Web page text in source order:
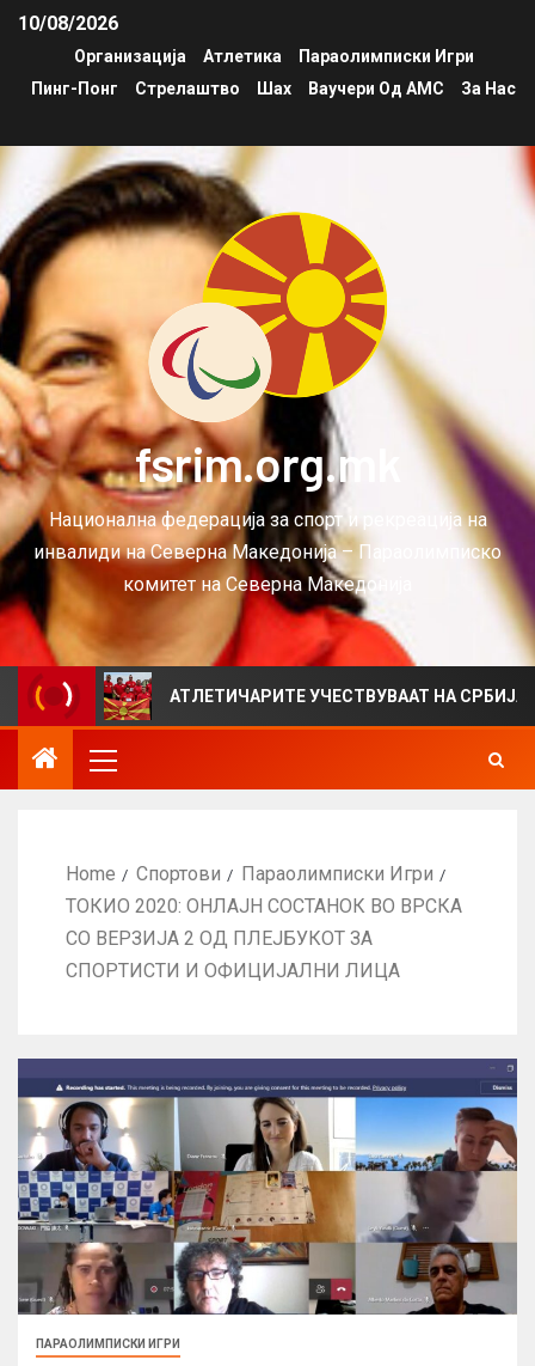
10/08/2026
Организација Атлетика
Параолимписки Игри
Пинг-Понг
Стрелаштво Шах Ваучери Од АМС За Нас
fsrim.org.mk
Национална федерација за спорт и рекреација на
инвалиди на Северна Македонија – Параолимписко
комитет на Северна Македонија
АТЛЕТИЧАРИТЕ УЧЕСТВУВААТ НА СРБИЈА ОПЕН
Home Спортови
Параолимписки Игри
ТОКИО 2020: ОНЛАЈН СОСТАНОК ВО ВРСКА
СО ВЕРЗИЈА 2 ОД ПЛЕЈБУКОТ ЗА
СПОРТИСТИ И ОФИЦИЈАЛНИ ЛИЦА
ПАРАОЛИМПИСКИ ИГРИ